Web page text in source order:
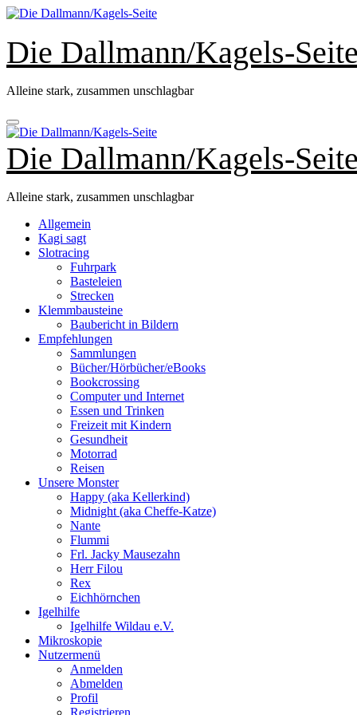
Zum
springen
Die Dallmann/Kagels-
Alleine stark, zusammen unschlagbar
Die Dallmann/Kagels-
Alleine stark, zusammen unschlagbar
Allgemein
Kagi sagt
Slotracing
Fuhrpark
Basteleien
Strecken
Klemmbausteine
Baubericht in Bildern
Empfehlungen
Sammlungen
Bücher/Hörbücher/eBooks
Bookcrossing
Computer und Internet
Essen und Trinken
Freizeit mit Kindern
Gesundheit
Motorrad
Reisen
Unsere Monster
Happy (aka Kellerkind)
Midnight (aka Cheffe-Katze)
Nante
Flummi
Frl. Jacky Mausezahn
Herr Filou
Rex
Eichhörnchen
Igelhilfe
Igelhilfe Wildau e.V.
Mikroskopie
Nutzermenü
Anmelden
Abmelden
Profil
Registrieren